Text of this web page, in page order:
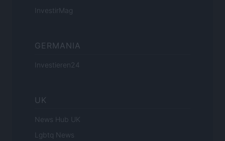
InvestirMag
GERMANIA
Investieren24
UK
News Hub UK
Lgbtq News